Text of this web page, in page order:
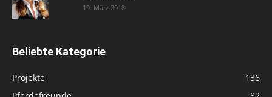
19. März 2018
Beliebte Kategorie
Projekte
136